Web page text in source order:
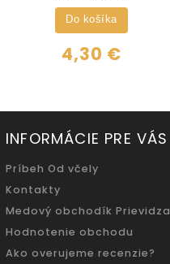
4,30 €
Do košíka
INFORMÁCIE PRE VÁS
Príbeh Od včely
Kontakty
Medový obchodík Prievidza
Hodnotenie obchodu
Ako overujeme recenzie?